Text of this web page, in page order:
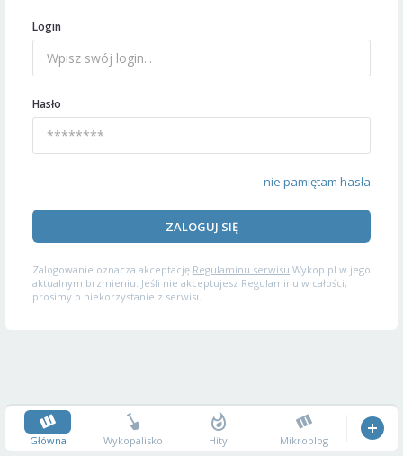
Login
Hasło
nie pamiętam hasła
ZALOGUJ SIĘ
Zalogowanie oznacza akceptację Regulaminu serwisu Wykop.pl w jego
aktualnym brzmieniu. Jeśli nie akceptujesz Regulaminu w całości,
prosimy o niekorzystanie z serwisu.
Główna Wykopalisko Hity Mikroblog